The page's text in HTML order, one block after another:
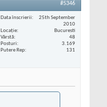
#5346
Data înscrierii
25th September
2010
Locaţie
Bucuresti
Vârstă
48
Posturi
3.169
Putere Rep
131